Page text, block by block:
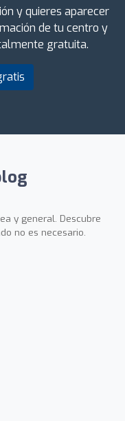
y quieres aparecer
de tu centro y
gratuita.
y general. Descubre
no es necesario.